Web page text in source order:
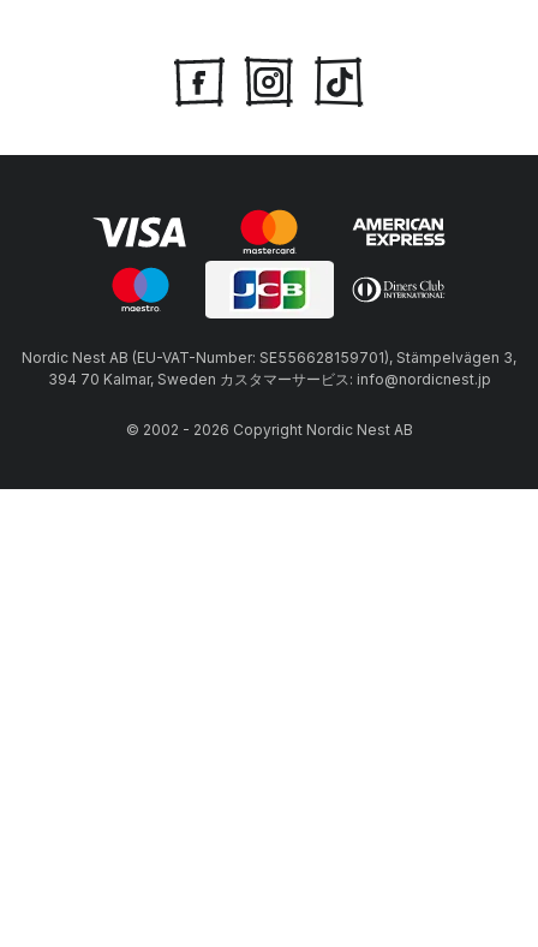
Nordic Nest AB (EU-VAT-Number: SE556628159701), Stämpelvägen 3,
394 70 Kalmar, Sweden カスタマーサービス: info@nordicnest.jp
© 2002 - 2026 Copyright Nordic Nest AB